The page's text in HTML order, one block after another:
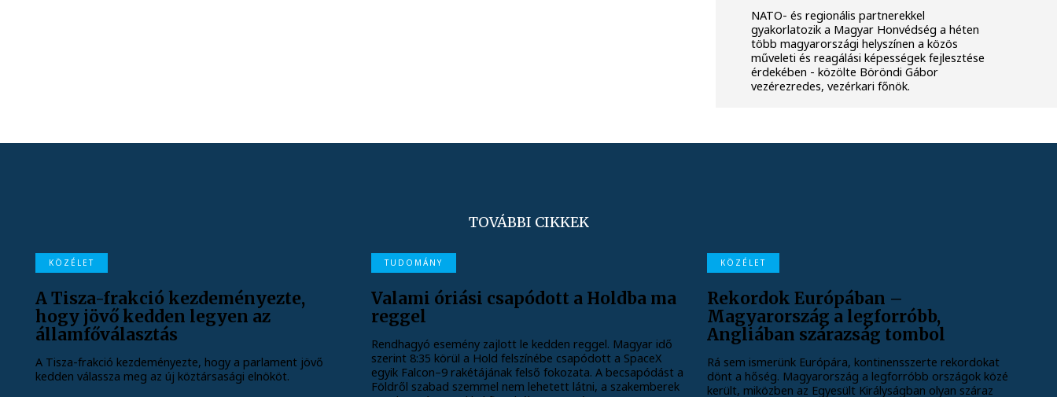
NATO- és regionális partnerekkel
gyakorlatozik a Magyar Honvédség a héten
több magyarországi helyszínen a közös
műveleti és reagálási képességek fejlesztése
érdekében - közölte Böröndi Gábor
vezérezredes, vezérkari főnök.
TOVÁBBI CIKKEK
KÖZÉLET
A Tisza-frakció kezdeményezte,
hogy jövő kedden legyen az
államfőválasztás
A Tisza-frakció kezdeményezte, hogy a parlament jövő
kedden válassza meg az új köztársasági elnököt.
TUDOMÁNY
Valami óriási csapódott a Holdba ma
reggel
Rendhagyó esemény zajlott le kedden reggel. Magyar idő
szerint 8:35 körül a Hold felszínébe csapódott a SpaceX
egyik Falcon–9 rakétájának felső fokozata. A becsapódást a
Földről szabad szemmel nem lehetett látni, a szakemberek
KÖZÉLET
Rekordok Európában –
Magyarország a legforróbb,
Angliában szárazság tombol
Rá sem ismerünk Európára, kontinensszerte rekordokat
dönt a hőség. Magyarország a legforróbb országok közé
került, miközben az Egyesült Királyságban olyan száraz